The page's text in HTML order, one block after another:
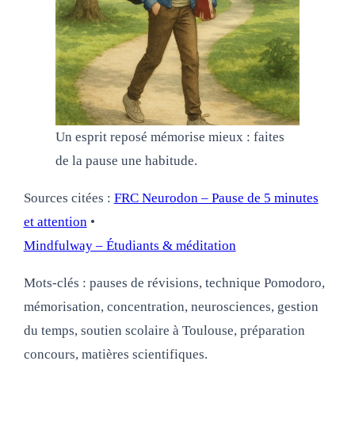
Un esprit reposé mémorise mieux : faites
de la pause une habitude.
Sources citées : FRC Neurodon – Pause de 5 minutes
et attention•
Mindfulway – Étudiants & méditation
Mots‑clés : pauses de révisions, technique Pomodoro,
mémorisation, concentration, neurosciences, gestion
du temps, soutien scolaire à Toulouse, préparation
concours, matières scientifiques.